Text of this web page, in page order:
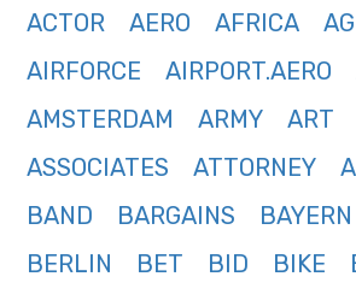
ACTOR
AERO AFRICA
AIRFORCE
AIRPORT.AERO
AMSTERDAM
ARMY ART
ASSOCIATES
ATTORNEY
BAND
BARGAINS BAYERN
BERLIN
BET BID BIKE